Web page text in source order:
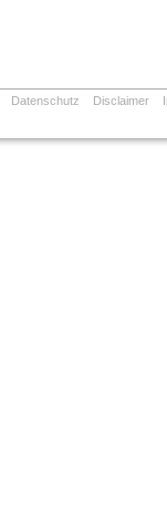
Datenschutz Disclaimer